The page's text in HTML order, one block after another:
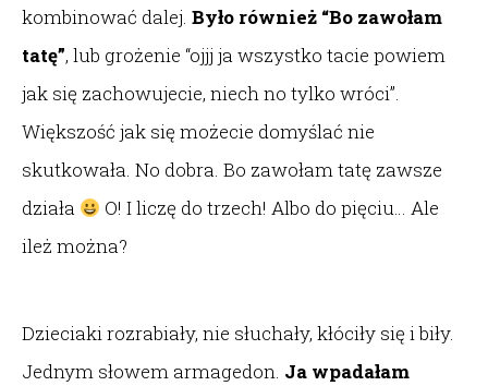
kombinować dalej. Było również “Bo zawołam
tatę”, lub grożenie “ojjj ja wszystko tacie powiem
jak się zachowujecie, niech no tylko wróci”.
Większość jak się możecie domyślać nie
skutkowała. No dobra. Bo zawołam tatę zawsze
działa
O! I liczę do trzech! Albo do pięciu… Ale
ileż można?
Dzieciaki rozrabiały, nie słuchały, kłóciły się i biły.
Jednym słowem armagedon. Ja wpadałam